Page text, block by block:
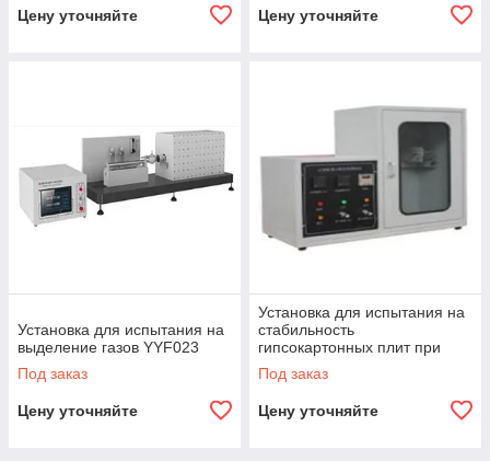
Цену уточняйте Цену уточняйте
Установка для испытания на
выделение газов YYF023
Под заказ
Цену уточняйте
Установка для испытания на
стабильность
гипсокартонных плит при
горении YYF024
Под заказ
Цену уточняйте